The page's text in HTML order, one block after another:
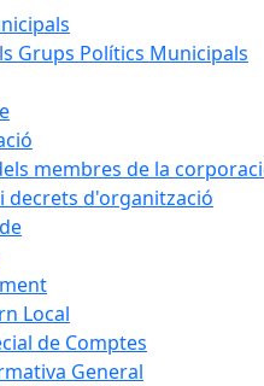
Grups Polítics Municipals
membres de la
decrets d'organització
Local
de Comptes
General